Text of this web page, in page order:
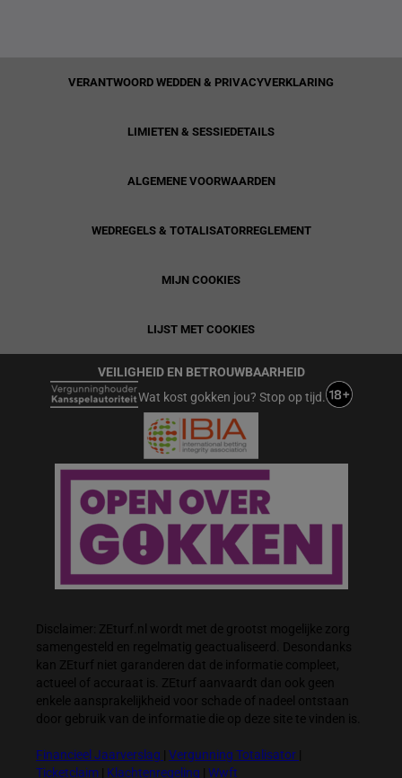
VERANTWOORD WEDDEN & PRIVACYVERKLARING
LIMIETEN & SESSIEDETAILS
ALGEMENE VOORWAARDEN
WEDREGELS & TOTALISATORREGLEMENT
MIJN COOKIES
LIJST MET COOKIES
VEILIGHEID EN BETROUWBAARHEID
Wat kost gokken jou? Stop op tijd.
Disclaimer: ZEturf.nl wordt met de grootst mogelijke zorg
samengesteld en regelmatig geactualiseerd. Desondanks
kan ZEturf niet garanderen dat de informatie compleet,
actueel of accuraat is. ZEturf aanvaardt dan ook geen
enkele aansprakelijkheid voor schade of nadeel ontstaan
door gebruik van de informatie die op deze site te vinden is.
Financieel Jaarverslag Vergunning Totalisator
Ticketclaim
Klachtenregeling Wwft